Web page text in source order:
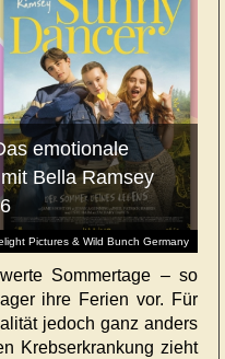
Pictures & Wild Bunch Germany
emotionale
Bella Ramsey
Sommertage – so
ihre Ferien vor. Für
jedoch ganz anders
Krebserkrankung zieht